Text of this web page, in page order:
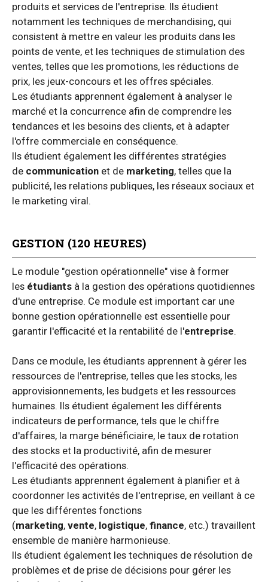
produits et services de l'entreprise. Ils étudient
notamment les techniques de merchandising, qui
consistent à mettre en valeur les produits dans les
points de vente, et les techniques de stimulation des
ventes, telles que les promotions, les réductions de
prix, les jeux-concours et les offres spéciales.
Les étudiants apprennent également à analyser le
marché et la concurrence afin de comprendre les
tendances et les besoins des clients, et à adapter
l'offre commerciale en conséquence.
Ils étudient également les différentes stratégies
de communication et de marketing, telles que la
publicité, les relations publiques, les réseaux sociaux et
le marketing viral.
GESTION (120 HEURES)
Le module "gestion opérationnelle" vise à former
les étudiants à la gestion des opérations quotidiennes
d'une entreprise. Ce module est important car une
bonne gestion opérationnelle est essentielle pour
garantir l'efficacité et la rentabilité de l'entreprise.
Dans ce module, les étudiants apprennent à gérer les
ressources de l'entreprise, telles que les stocks, les
approvisionnements, les budgets et les ressources
humaines. Ils étudient également les différents
indicateurs de performance, tels que le chiffre
d'affaires, la marge bénéficiaire, le taux de rotation
des stocks et la productivité, afin de mesurer
l'efficacité des opérations.
Les étudiants apprennent également à planifier et à
coordonner les activités de l'entreprise, en veillant à ce
que les différentes fonctions
(marketing, vente, logistique, finance, etc.) travaillent
ensemble de manière harmonieuse.
Ils étudient également les techniques de résolution de
problèmes et de prise de décisions pour gérer les